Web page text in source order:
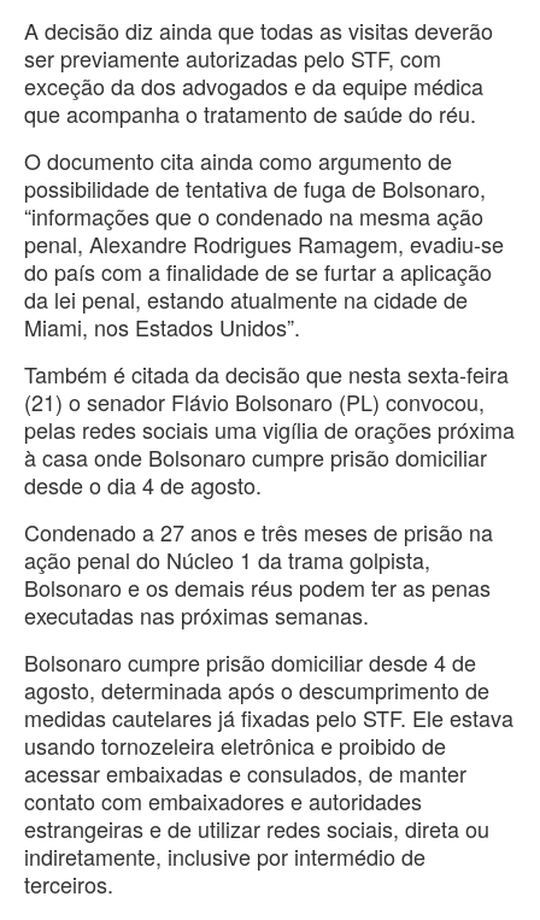
A decisão diz ainda que todas as visitas deverão
ser previamente autorizadas pelo STF, com
exceção da dos advogados e da equipe médica
que acompanha o tratamento de saúde do réu.
O documento cita ainda como argumento de
possibilidade de tentativa de fuga de Bolsonaro,
“informações que o condenado na mesma ação
penal, Alexandre Rodrigues Ramagem, evadiu-se
do país com a finalidade de se furtar a aplicação
da lei penal, estando atualmente na cidade de
Miami, nos Estados Unidos”.
Também é citada da decisão que nesta sexta-feira
(21) o senador Flávio Bolsonaro (PL) convocou,
pelas redes sociais uma vigília de orações próxima
à casa onde Bolsonaro cumpre prisão domiciliar
desde o dia 4 de agosto.
Condenado a 27 anos e três meses de prisão na
ação penal do Núcleo 1 da trama golpista,
Bolsonaro e os demais réus podem ter as penas
executadas nas próximas semanas.
Bolsonaro cumpre prisão domiciliar desde 4 de
agosto, determinada após o descumprimento de
medidas cautelares já fixadas pelo STF. Ele estava
usando tornozeleira eletrônica e proibido de
acessar embaixadas e consulados, de manter
contato com embaixadores e autoridades
estrangeiras e de utilizar redes sociais, direta ou
indiretamente, inclusive por intermédio de
terceiros.